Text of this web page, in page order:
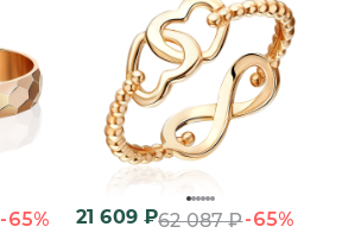
-65% 21 609₽62 087₽-65%